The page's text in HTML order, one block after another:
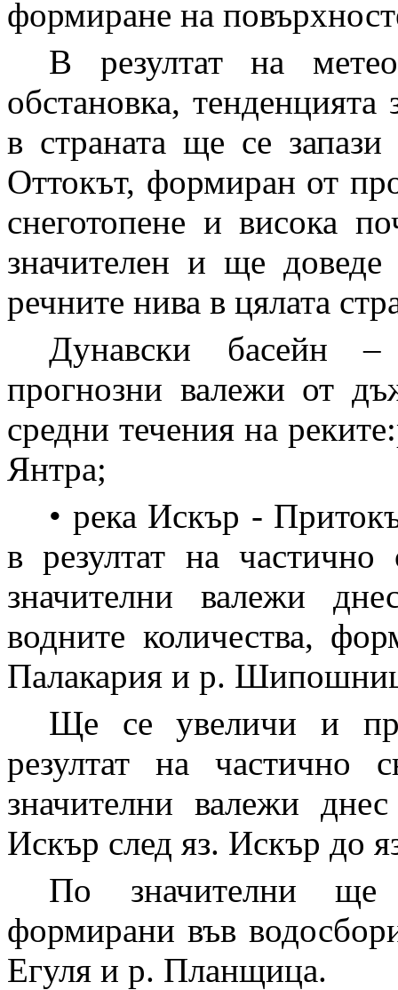
формиране на
В резултат на
обстановка,
в страната ще се
Оттокът, формиран от
снеготопене и висока
значителен и ще
речните нива в цялата
Дунавски басейн
прогнозни валежи от
средни течения на
Янтра;
• река Искър -
в резултат на частично
значителни валежи
водните количества,
Палакария и р.
Ще се увеличи и
резултат на частично
значителни валежи
Искър след яз. Искър до
По значителни ще
формирани във
Егуля и р. Планщица.